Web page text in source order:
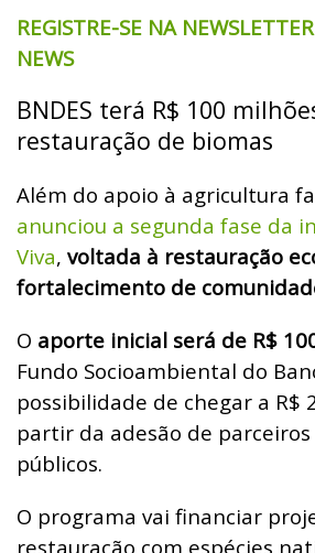
REGISTRE-SE NA
NEWS
BNDES terá R$ 100
restauração de biomas
Além do apoio à agricultura
anunciou a segunda fase da
Viva, voltada à restauração
fortalecimento de
O aporte inicial será de R$
Fundo Socioambiental do
possibilidade de chegar a R$
partir da adesão de
públicos.
O programa vai financiar
restauração com espécies